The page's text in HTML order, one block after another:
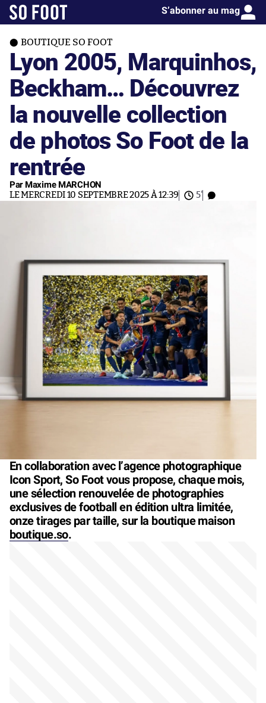
S’abonner au mag
BOUTIQUE SO FOOT
Lyon 2005, Marquinhos,
Beckham… Découvrez
la nouvelle collection
de photos So Foot de la
rentrée
Par Maxime MARCHON
LE MERCREDI 10 SEPTEMBRE 2025 À 12:39 5'
En collaboration avec l’agence photographique
Icon Sport, So Foot vous propose, chaque mois,
une sélection renouvelée de photographies
exclusives de football en édition ultra limitée,
onze tirages par taille, sur la boutique maison
boutique.so.